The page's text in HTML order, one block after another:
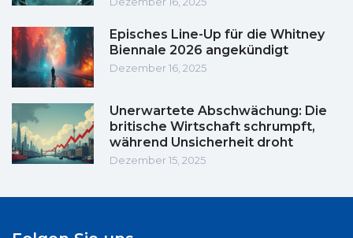
Episches Line-Up für die Whitney
Biennale 2026 angekündigt
Dezember 16, 2025
Unerwartete Abschwächung: Die
britische Wirtschaft schrumpft,
während Unsicherheit droht
Dezember 15, 2025